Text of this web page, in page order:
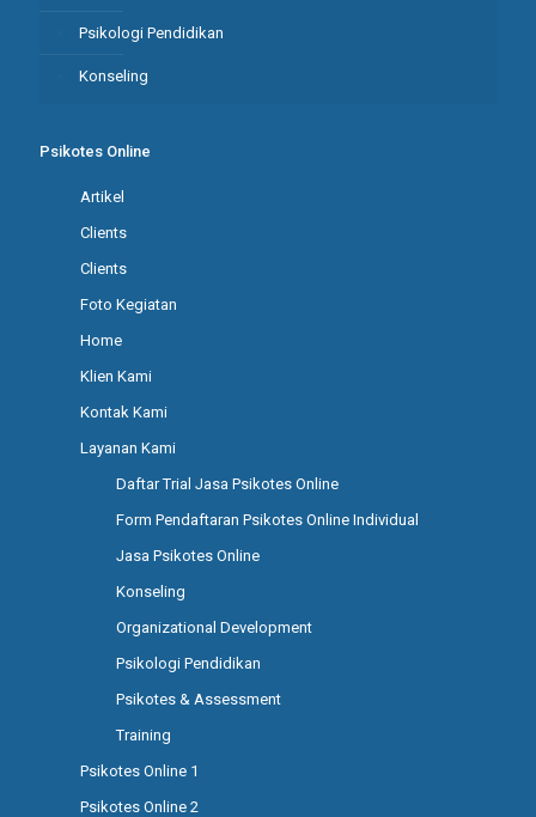
Psikologi Pendidikan
Konseling
Psikotes Online
Artikel
Clients
Clients
Foto Kegiatan
Home
Klien Kami
Kontak Kami
Layanan Kami
Daftar Trial Jasa Psikotes Online
Form Pendaftaran Psikotes Online Individual
Jasa Psikotes Online
Konseling
Organizational Development
Psikologi Pendidikan
Psikotes & Assessment
Training
Psikotes Online 1
Psikotes Online 2